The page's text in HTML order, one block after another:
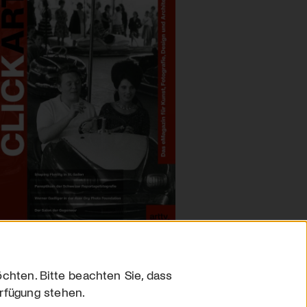
Bitte beachten Sie, dass
stehen.